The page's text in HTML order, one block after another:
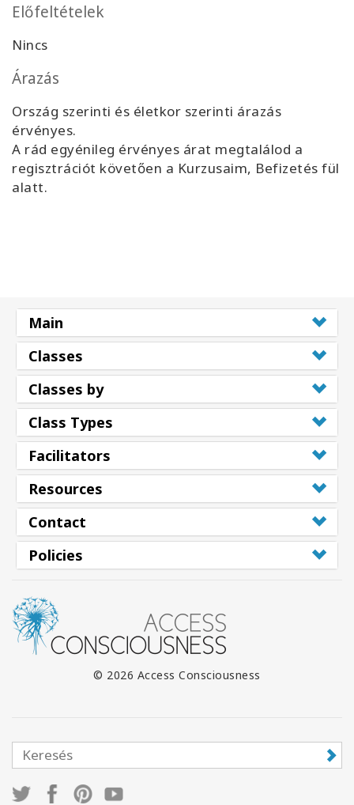
KERESÉS
Előfeltételek
Nincs
Árazás
Ország szerinti és életkor szerinti árazás
érvényes.
A rád egyénileg érvényes árat megtalálod a
regisztrációt követően a Kurzusaim, Befizetés fül
alatt.
Main
Classes
Classes by
Class Types
Facilitators
Resources
Contact
Policies
© 2026 Access Consciousness